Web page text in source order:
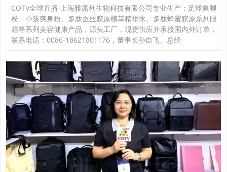
COTV全球直播-上海雅露利生物科技有限公司专业生产：足球爽脚
粉、小孩爽身粉、多肽蚕丝胶原植萃精华水、多肽蜂蜜胶原系列眼
霜等系列美容健康产品，源头工厂，现货供应并承接国内外订单，
联系电话：0086-18621801176，董事长孙自飞、总经